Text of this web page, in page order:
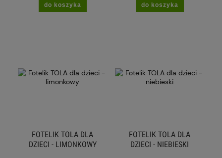
do koszyka do koszyka
FOTELIK TOLA DLA
DZIECI - LIMONKOWY
FOTELIK TOLA DLA
DZIECI - NIEBIESKI